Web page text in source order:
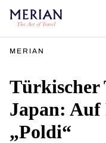
MERIAN
Türkischer
Japan: Auf
„Poldi“